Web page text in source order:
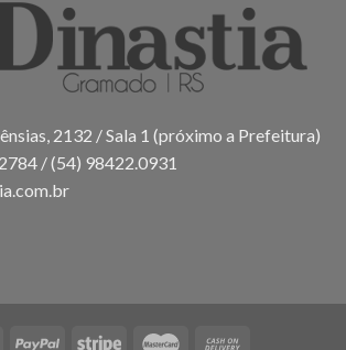
2132 / Sala 1 (próximo a Prefeitura)
/ (54) 98422.0931